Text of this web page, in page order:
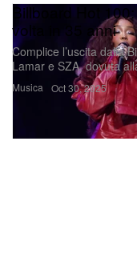
Musica
Billboard Hot
volta in 35 anni
Complice l’uscita dalla
Lamar e SZA, dovuta
Oct 30, 2025